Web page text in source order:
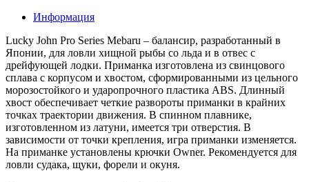
Информация
Lucky John Pro Series Mebaru – балансир, разработанный в
Японии, для ловли хищной рыбы со льда и в отвес с
дрейфующей лодки. Приманка изготовлена из свинцового
сплава с корпусом и хвостом, сформированными из цельного
морозостойкого и ударопрочного пластика ABS. Длинный
хвост обеспечивает четкие развороты приманки в крайних
точках траектории движения. В спинном плавнике,
изготовленном из латуни, имеется три отверстия. В
зависимости от точки крепления, игра приманки изменяется.
На приманке установлены крючки Owner. Рекомендуется для
ловли судака, щуки, форели и окуня.